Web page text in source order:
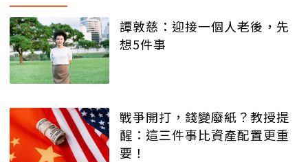
譚敦慈：迎接一個人老後，先
想5件事
戰爭開打，錢變廢紙？教授提
醒：這三件事比資產配置更重
要！